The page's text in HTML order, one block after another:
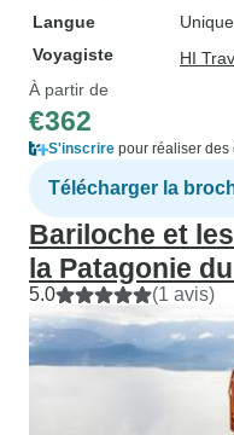
Langue
Voyagiste
HI
À partir de
€362
S'inscrire pour réaliser des
Télécharger la
Bariloche et
la Patagonie
5.0 (1 avis)